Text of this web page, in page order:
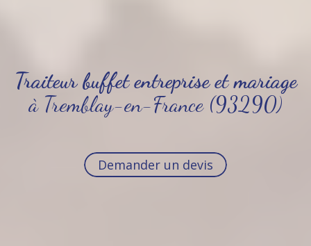
Traiteur buffet entreprise et mariage
à Tremblay-en-France (93290)
Demander un devis